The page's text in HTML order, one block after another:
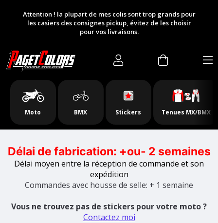
Slideshow Items
Attention ! la plupart de mes colis sont trop grands pour
les casiers des consignes pickup, évitez de les choisir
pour vos livraisons.
Moto BMX Stickers Tenues MX/BMX
Délai de fabrication: +ou- 2 semaines
Délai moyen entre la réception de commande et son
expédition
Commandes avec housse de selle: + 1 semaine
Vous ne trouvez pas de stickers pour votre moto ?
Contactez moi